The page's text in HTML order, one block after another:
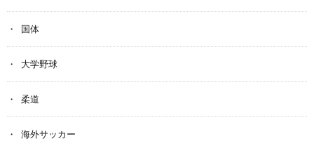
国体
大学野球
柔道
海外サッカー